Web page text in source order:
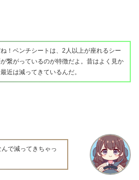
！ベンチシートは、2人以上が座れるシー
が繋がっているのが特徴だよ。昔はよく見か
近は減ってきているんだ。
で減ってきちゃっ